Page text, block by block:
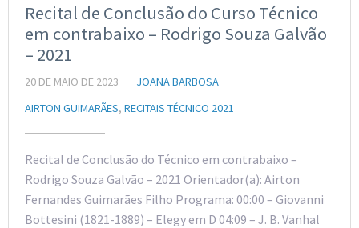
Recital de Conclusão do Curso Técnico
em contrabaixo – Rodrigo Souza Galvão
– 2021
20 DE MAIO DE 2023
JOANA BARBOSA
AIRTON GUIMARÃES, RECITAIS TÉCNICO 2021
Recital de Conclusão do Técnico em contrabaixo –
Rodrigo Souza Galvão – 2021 Orientador(a): Airton
Fernandes Guimarães Filho Programa: 00:00 – Giovanni
Bottesini (1821-1889) – Elegy em D 04:09 – J. B. Vanhal